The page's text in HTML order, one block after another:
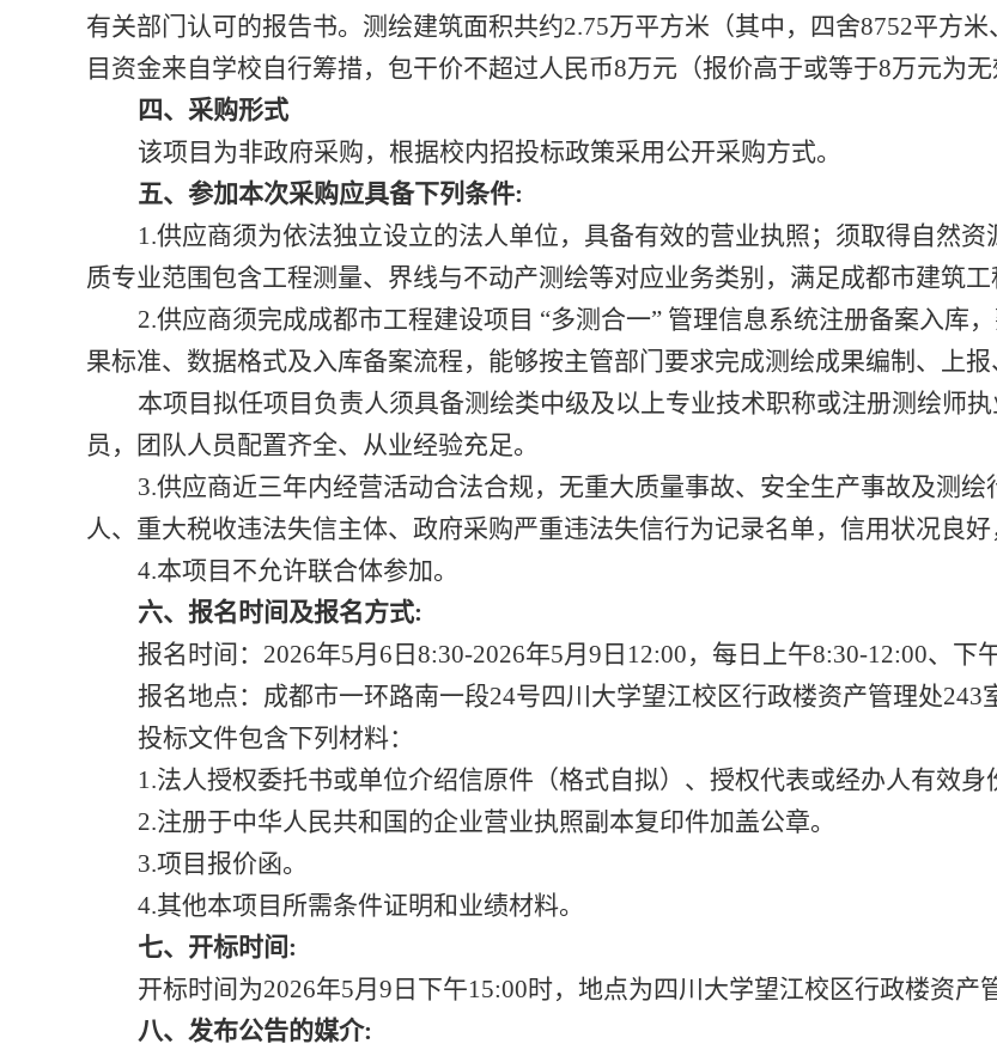
有关部门认可的报告书。测绘建筑面积共约2.75万平方米（其中，四舍8752平方
目资金来自学校自行筹措，包干价不超过人民币8万元（报价高于或等于8万元为无
四、 采购形式
该项目为非政府采购，根据校内招投标政策采用公开采购方式。
五、参加本次采购应具备下列条件:
1.供应商须为依法独立设立的法人单位，具备有效的营业执照；须取得自然
质专业范围包含工程测量、界线与不动产测绘等对应业务类别，满足成都市建筑
2.供应商须完成成都市工程建设项目 “多测合一” 管理信息系统注册备案入库
果标准、数据格式及入库备案流程，能够按主管部门要求完成测绘成果编制、上报
本项目拟任项目负责人须具备测绘类中级及以上专业技术职称或注册测绘师
员，团队人员配置齐全、从业经验充足。
3.供应商近三年内经营活动合法合规，无重大质量事故、安全生产事故及测
人、重大税收违法失信主体、政府采购严重违法失信行为记录名单，信用状况良
4.本项目不允许联合体参加。
六、报名时间及报名方式:
报名时间： 2026年5月6日8:30-2026年5月9日12:00，每日上午8:30-12:00、下
报名地点：成都市一环路南一段24号四川大学望江校区行政楼资产管理处243
投标文件包含下列材料：
1.法人授权委托书或单位介绍信原件（格式自拟）、授权代表或经办人有效身
2.注册于中华人民共和国的企业营业执照副本复印件加盖公章。
3.项目报价函。
4.其他本项目所需条件证明和业绩材料。
七、 开标时间:
开标时间为2026年5月9日下午15:00时，地点为四川大学望江校区行政楼资产
八、发布公告的媒介: